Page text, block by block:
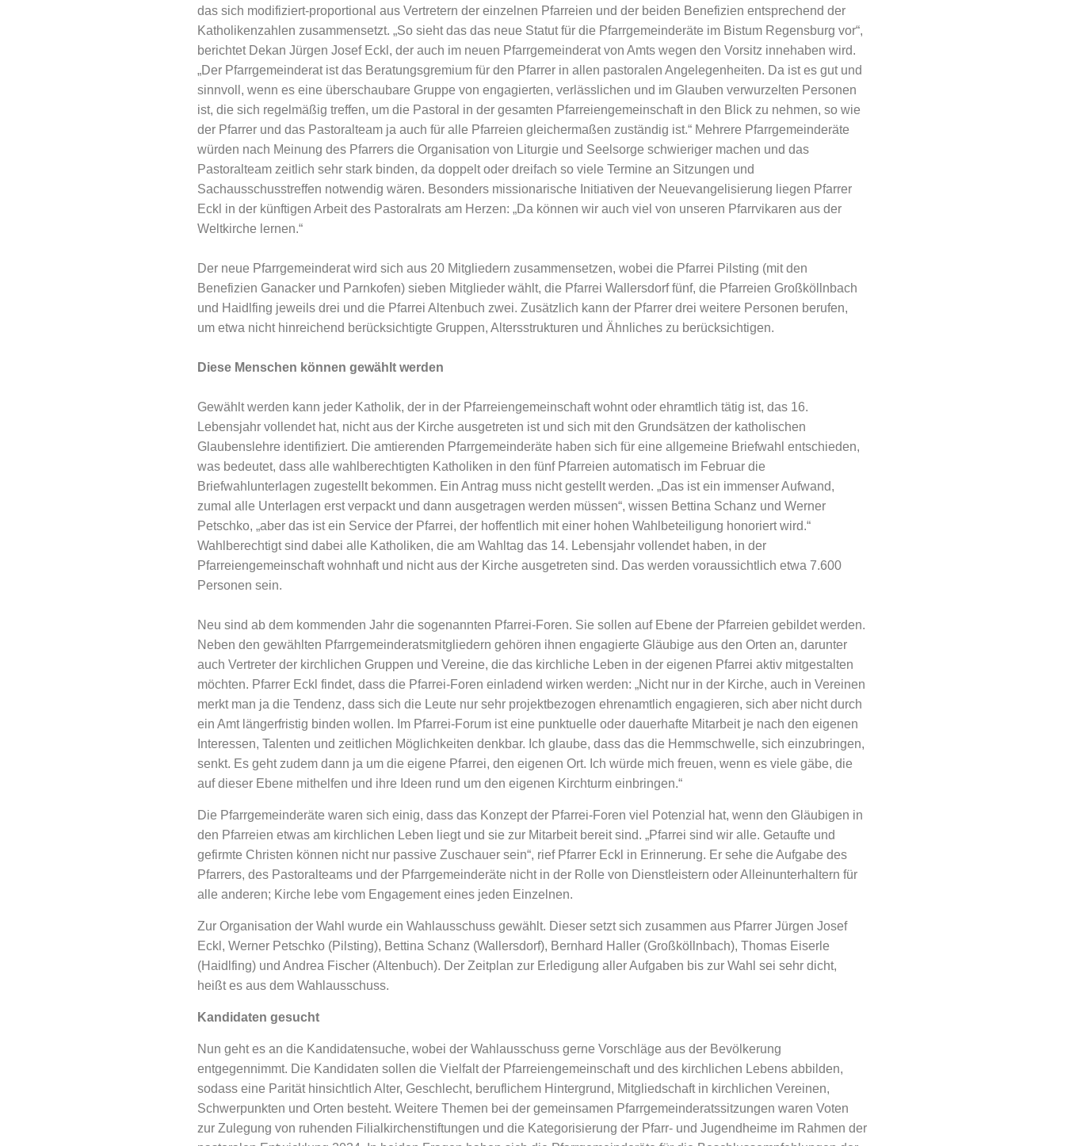
das sich modifiziert-proportional aus Vertretern der einzelnen Pfarreien und der beiden Benefizien entsprechend der
Katholikenzahlen zusammensetzt. „So sieht das das neue Statut für die Pfarrgemeinderäte im Bistum Regensburg vor“,
berichtet Dekan Jürgen Josef Eckl, der auch im neuen Pfarrgemeinderat von Amts wegen den Vorsitz innehaben wird.
„Der Pfarrgemeinderat ist das Beratungsgremium für den Pfarrer in allen pastoralen Angelegenheiten. Da ist es gut und
sinnvoll, wenn es eine überschaubare Gruppe von engagierten, verlässlichen und im Glauben verwurzelten Personen
ist, die sich regelmäßig treffen, um die Pastoral in der gesamten Pfarreiengemeinschaft in den Blick zu nehmen, so wie
der Pfarrer und das Pastoralteam ja auch für alle Pfarreien gleichermaßen zuständig ist.“ Mehrere Pfarrgemeinderäte
würden nach Meinung des Pfarrers die Organisation von Liturgie und Seelsorge schwieriger machen und das
Pastoralteam zeitlich sehr stark binden, da doppelt oder dreifach so viele Termine an Sitzungen und
Sachausschusstreffen notwendig wären. Besonders missionarische Initiativen der Neuevangelisierung liegen Pfarrer
Eckl in der künftigen Arbeit des Pastoralrats am Herzen: „Da können wir auch viel von unseren Pfarrvikaren aus der
Weltkirche lernen.“
Der neue Pfarrgemeinderat wird sich aus 20 Mitgliedern zusammensetzen, wobei die Pfarrei Pilsting (mit den
Benefizien Ganacker und Parnkofen) sieben Mitglieder wählt, die Pfarrei Wallersdorf fünf, die Pfarreien Großköllnbach
und Haidlfing jeweils drei und die Pfarrei Altenbuch zwei. Zusätzlich kann der Pfarrer drei weitere Personen berufen,
um etwa nicht hinreichend berücksichtigte Gruppen, Altersstrukturen und Ähnliches zu berücksichtigen.
Diese Menschen können gewählt werden
Gewählt werden kann jeder Katholik, der in der Pfarreiengemeinschaft wohnt oder ehramtlich tätig ist, das 16.
Lebensjahr vollendet hat, nicht aus der Kirche ausgetreten ist und sich mit den Grundsätzen der katholischen
Glaubenslehre identifiziert. Die amtierenden Pfarrgemeinderäte haben sich für eine allgemeine Briefwahl entschieden,
was bedeutet, dass alle wahlberechtigten Katholiken in den fünf Pfarreien automatisch im Februar die
Briefwahlunterlagen zugestellt bekommen. Ein Antrag muss nicht gestellt werden. „Das ist ein immenser Aufwand,
zumal alle Unterlagen erst verpackt und dann ausgetragen werden müssen“, wissen Bettina Schanz und Werner
Petschko, „aber das ist ein Service der Pfarrei, der hoffentlich mit einer hohen Wahlbeteiligung honoriert wird.“
Wahlberechtigt sind dabei alle Katholiken, die am Wahltag das 14. Lebensjahr vollendet haben, in der
Pfarreiengemeinschaft wohnhaft und nicht aus der Kirche ausgetreten sind. Das werden voraussichtlich etwa 7.600
Personen sein.
Neu sind ab dem kommenden Jahr die sogenannten Pfarrei-Foren. Sie sollen auf Ebene der Pfarreien gebildet werden.
Neben den gewählten Pfarrgemeinderatsmitgliedern gehören ihnen engagierte Gläubige aus den Orten an, darunter
auch Vertreter der kirchlichen Gruppen und Vereine, die das kirchliche Leben in der eigenen Pfarrei aktiv mitgestalten
möchten. Pfarrer Eckl findet, dass die Pfarrei-Foren einladend wirken werden: „Nicht nur in der Kirche, auch in Vereinen
merkt man ja die Tendenz, dass sich die Leute nur sehr projektbezogen ehrenamtlich engagieren, sich aber nicht durch
ein Amt längerfristig binden wollen. Im Pfarrei-Forum ist eine punktuelle oder dauerhafte Mitarbeit je nach den eigenen
Interessen, Talenten und zeitlichen Möglichkeiten denkbar. Ich glaube, dass das die Hemmschwelle, sich einzubringen,
senkt. Es geht zudem dann ja um die eigene Pfarrei, den eigenen Ort. Ich würde mich freuen, wenn es viele gäbe, die
auf dieser Ebene mithelfen und ihre Ideen rund um den eigenen Kirchturm einbringen.“
Die Pfarrgemeinderäte waren sich einig, dass das Konzept der Pfarrei-Foren viel Potenzial hat, wenn den Gläubigen in
den Pfarreien etwas am kirchlichen Leben liegt und sie zur Mitarbeit bereit sind. „Pfarrei sind wir alle. Getaufte und
gefirmte Christen können nicht nur passive Zuschauer sein“, rief Pfarrer Eckl in Erinnerung. Er sehe die Aufgabe des
Pfarrers, des Pastoralteams und der Pfarrgemeinderäte nicht in der Rolle von Dienstleistern oder Alleinunterhaltern für
alle anderen; Kirche lebe vom Engagement eines jeden Einzelnen.
Zur Organisation der Wahl wurde ein Wahlausschuss gewählt. Dieser setzt sich zusammen aus Pfarrer Jürgen Josef
Eckl, Werner Petschko (Pilsting), Bettina Schanz (Wallersdorf), Bernhard Haller (Großköllnbach), Thomas Eiserle
(Haidlfing) und Andrea Fischer (Altenbuch). Der Zeitplan zur Erledigung aller Aufgaben bis zur Wahl sei sehr dicht,
heißt es aus dem Wahlausschuss.
Kandidaten gesucht
Nun geht es an die Kandidatensuche, wobei der Wahlausschuss gerne Vorschläge aus der Bevölkerung
entgegennimmt. Die Kandidaten sollen die Vielfalt der Pfarreiengemeinschaft und des kirchlichen Lebens abbilden,
sodass eine Parität hinsichtlich Alter, Geschlecht, beruflichem Hintergrund, Mitgliedschaft in kirchlichen Vereinen,
Schwerpunkten und Orten besteht. Weitere Themen bei der gemeinsamen Pfarrgemeinderatssitzungen waren Voten
zur Zulegung von ruhenden Filialkirchenstiftungen und die Kategorisierung der Pfarr- und Jugendheime im Rahmen der